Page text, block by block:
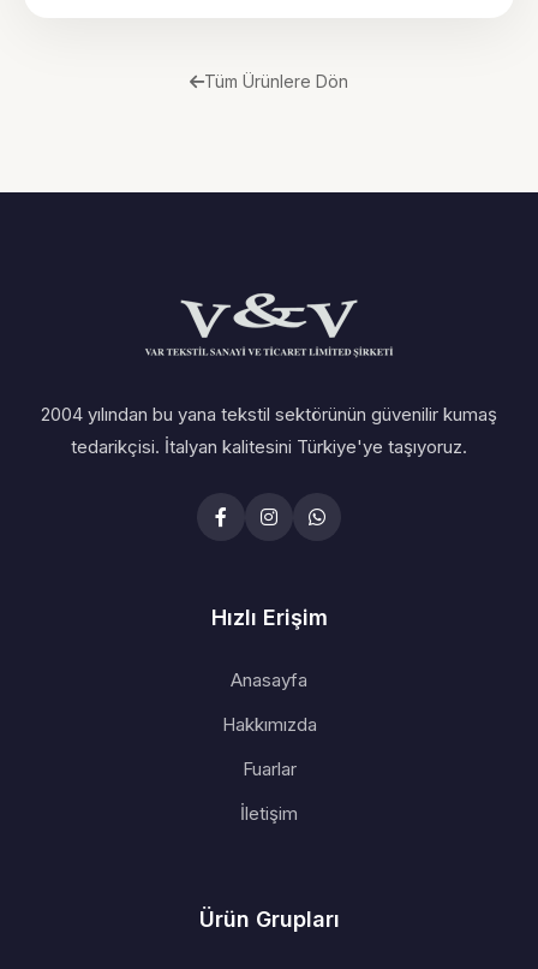
Tüm Ürünlere Dön
2004 yılından bu yana tekstil sektörünün güvenilir kumaş
tedarikçisi. İtalyan kalitesini Türkiye'ye taşıyoruz.
Hızlı Erişim
Anasayfa
Hakkımızda
Fuarlar
İletişim
Ürün Grupları